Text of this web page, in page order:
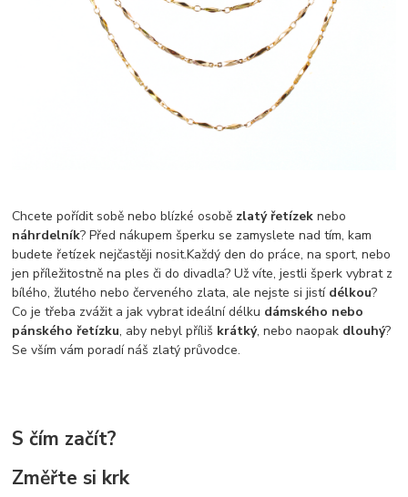
Chcete pořídit sobě nebo blízké osobě zlatý řetízek nebo
náhrdelník? Před nákupem šperku se zamyslete nad tím, kam
budete řetízek nejčastěji nosit.Každý den do práce, na sport, nebo
jen příležitostně na ples či do divadla? Už víte, jestli šperk vybrat z
bílého, žlutého nebo červeného zlata, ale nejste si jistí délkou?
Co je třeba zvážit a jak vybrat ideální délku dámského nebo
pánského řetízku, aby nebyl příliš krátký, nebo naopak dlouhý?
Se vším vám poradí náš zlatý průvodce.
S čím začít?
Změřte si krk